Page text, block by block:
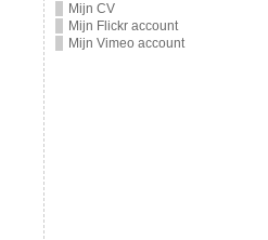
Mijn CV
Mijn Flickr account
Mijn Vimeo account